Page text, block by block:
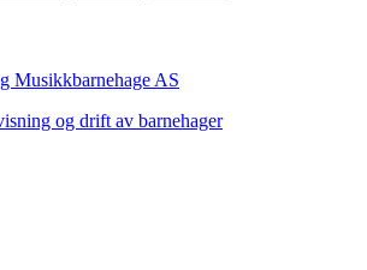
Musikkbarnehage AS
og drift av barnehager